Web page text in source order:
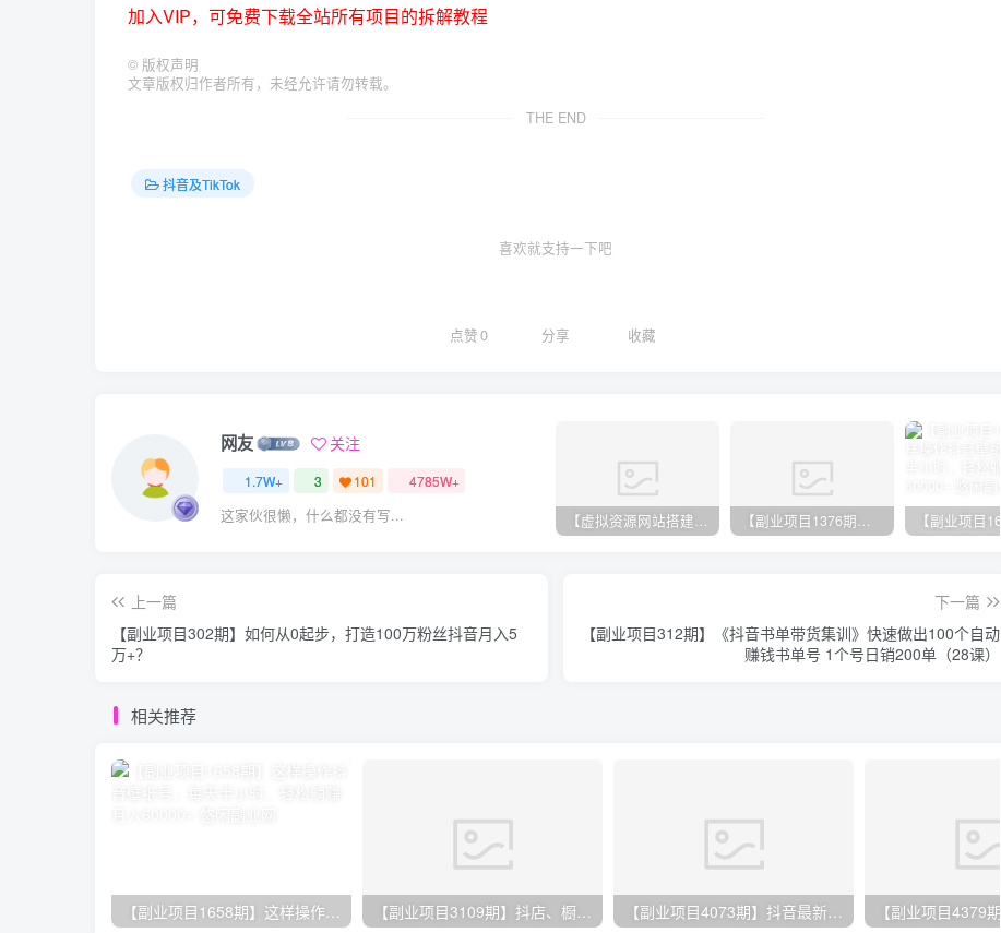
加入VIP，可免费下载全站所有项目的拆解教程
© 版权声明
文章版权归作者所有，未经允许请勿转载。
THE END
抖音及TikTok
喜欢就支持一下吧
点赞0 分享 收藏
网友 关注
1.7W+ 3 101 4785W+
这家伙很懒，什么都没有写...
上一篇
【副业项目302期】如何从0起步，打造100万粉丝抖音月入5
万+？
下一篇
【副业项目312期】《抖音书单带货集训》快速做出100个自动
赚钱书单号 1个号日销200单（28课）
相关推荐
【副业项目3109期】抖店、橱窗、学浪、企业号、精选联盟实操课程 【副业项目4073期】抖音最新偏门不露脸直播项目，小白零成本暴力撸金日入1000+